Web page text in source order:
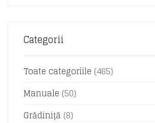
Categorii
Toate categoriile (465)
Manuale (50)
Grădiniță (8)